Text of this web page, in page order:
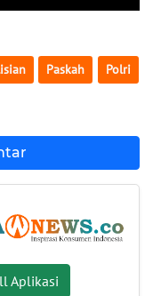
Paskah Polri
Aplikasi